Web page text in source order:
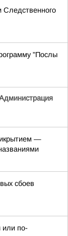
Следственного
"Послы
—
сбоев
или по-